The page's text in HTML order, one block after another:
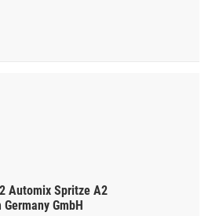
Automix Spritze A2
GmbH